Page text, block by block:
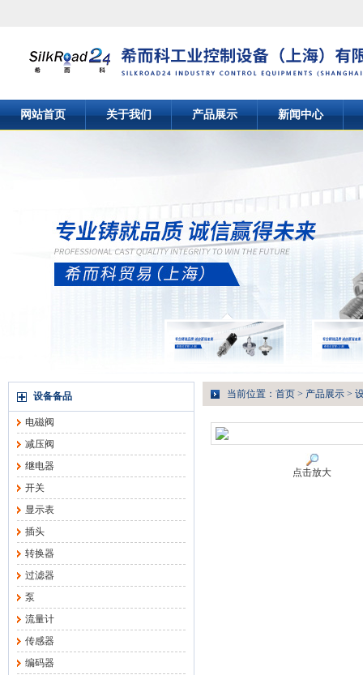
网站首页 关于我们 产品展示 新闻中心
设备备品
电磁阀
减压阀
继电器
开关
显示表
插头
转换器
过滤器
泵
流量计
传感器
编码器
当前位置： 首页 > 产品展示 >
点击放大